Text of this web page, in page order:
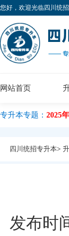
您好，欢迎光临四川统
网站首页
专升本专题： 2025
四川统招专升本>
发布时